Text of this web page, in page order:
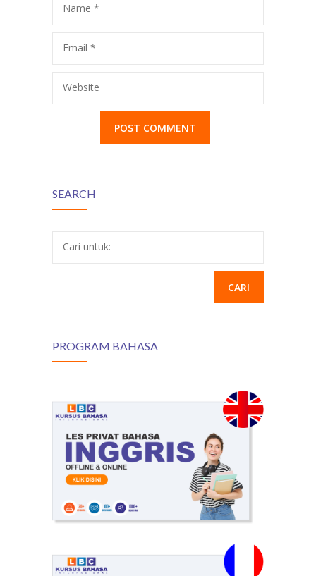
Name *
Email *
Website
SEARCH
Cari untuk:
PROGRAM BAHASA